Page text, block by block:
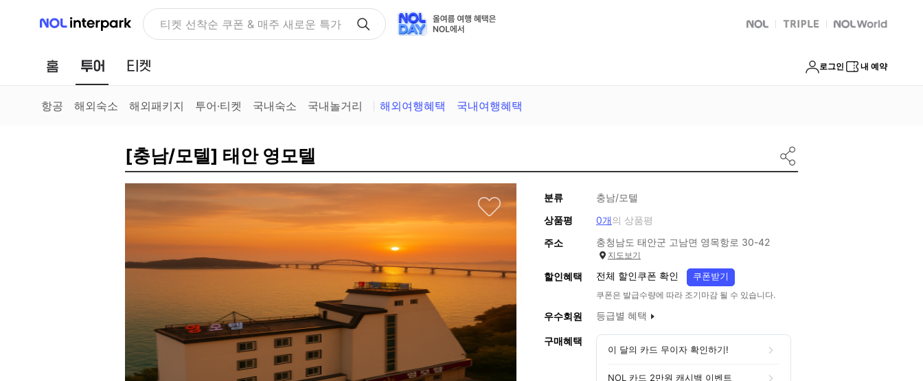
NOL 인터파크 NOLDAY, 최대 70% 여행 혜택 NOL 트리플 Global Interpark
홈 투어 로그인 내 예약
항공 해외숙소 해외패키지 투어·티켓 국내숙소 국내놀거리 해외여행혜택 국내여행혜택
[충남/모텔] 태안 영모텔
분류
충남/모텔
상품평
0개의 상품평
주소
충청남도 태안군 고남면 영목항로 30-42
지도보기
할인혜택 전체 할인쿠폰 확인 쿠폰받기
쿠폰은 발급수량에 따라 조기마감 될 수 있습니다.
우수회원 등급별 혜택
구매혜택
이 달의 카드 무이자 확인하기!
NOL 카드 2만원 캐시백 이벤트